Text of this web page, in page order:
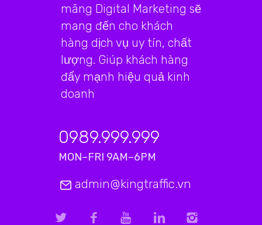
mãng Digital Marketing sẽ
mang đến cho khách
hàng dịch vụ uy tín, chất
lượng. Giúp khách hàng
đẩy mạnh hiệu quả kinh
doanh
0989.999.999
MON–FRI 9AM–6PM
admin@kingtraffic.vn